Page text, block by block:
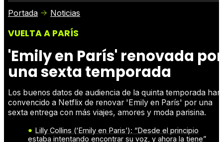
Críticas
Portada Noticias
VUELTA A PARÍS
'Emily en París' renovada por
una sexta temporada
Los buenos datos de audiencia de la quinta temporada han
convencido a Netflix de renovar 'Emily en París' por una
sexta entrega con más viajes, amores y moda parisina.
Lilly Collins (‘Emily en Paris’): “Desde el principio
estaba intentando encontrar su voz, y ahora la tiene”